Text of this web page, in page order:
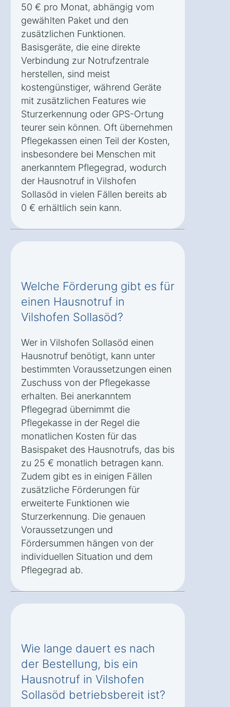
50 € pro Monat, abhängig vom
gewählten Paket und den
zusätzlichen Funktionen.
Basisgeräte, die eine direkte
Verbindung zur Notrufzentrale
herstellen, sind meist
kostengünstiger, während Geräte
mit zusätzlichen Features wie
Sturzerkennung oder GPS-Ortung
teurer sein können. Oft übernehmen
Pflegekassen einen Teil der Kosten,
insbesondere bei Menschen mit
anerkanntem Pflegegrad, wodurch
der Hausnotruf in Vilshofen
Sollasöd in vielen Fällen bereits ab
0 € erhältlich sein kann.
Welche Förderung gibt es für
einen Hausnotruf in
Vilshofen Sollasöd?
Wer in Vilshofen Sollasöd einen
Hausnotruf benötigt, kann unter
bestimmten Voraussetzungen einen
Zuschuss von der Pflegekasse
erhalten. Bei anerkanntem
Pflegegrad übernimmt die
Pflegekasse in der Regel die
monatlichen Kosten für das
Basispaket des Hausnotrufs, das bis
zu 25 € monatlich betragen kann.
Zudem gibt es in einigen Fällen
zusätzliche Förderungen für
erweiterte Funktionen wie
Sturzerkennung. Die genauen
Voraussetzungen und
Fördersummen hängen von der
individuellen Situation und dem
Pflegegrad ab.
Wie lange dauert es nach
der Bestellung, bis ein
Hausnotruf in Vilshofen
Sollasöd betriebsbereit ist?